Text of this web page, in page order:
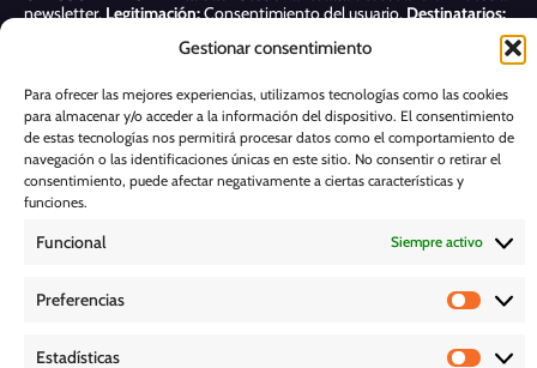
Gestionar consentimiento
Para ofrecer las mejores experiencias, utilizamos tecnologías como las cookies
para almacenar y/o acceder a la información del dispositivo. El consentimiento
de estas tecnologías nos permitirá procesar datos como el comportamiento de
navegación o las identificaciones únicas en este sitio. No consentir o retirar el
consentimiento, puede afectar negativamente a ciertas características y
funciones.
Funcional Siempre activo
Preferencias
Estadísticas
newsletter. Legitimación:Consentimiento del usuario. Destinatarios:
Acceder, rectificar y suprimir, así como otros derechos, como se indica
Suscribirme
POLÍTICA DE COOKIES